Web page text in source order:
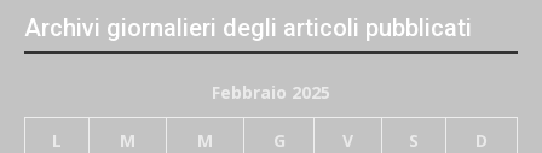
Archivi giornalieri degli articoli pubblicati
Febbraio 2025
L M M G V S D